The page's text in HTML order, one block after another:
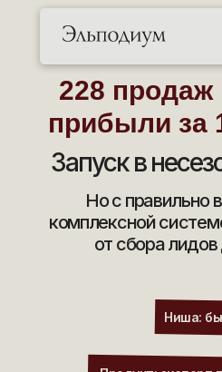
228 продаж
прибыли за
Но с правильно
комплексной
от сбора
Запуск в
Ниша: